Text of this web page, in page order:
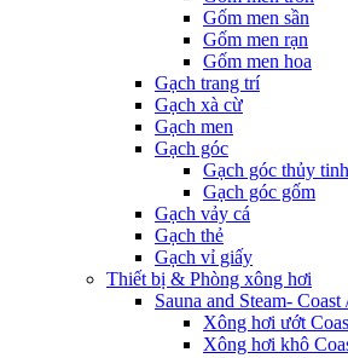
Gốm men sần
Gốm men rạn
Gốm men hoa
Gạch trang trí
Gạch xà cừ
Gạch men
Gạch góc
Gạch góc thủy tinh
Gạch góc gốm
Gạch vảy cá
Gạch thẻ
Gạch vỉ giấy
Thiết bị & Phòng xông hơi
Sauna and Steam- Coast
Xông hơi ướt
Xông hơi khô